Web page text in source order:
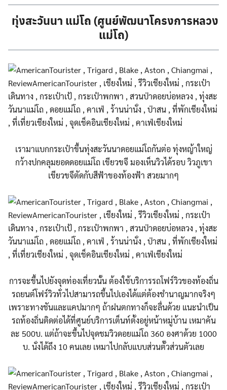
Search
Search
ทุ่งสะวันนา แม่โถ (ศูนย์พัฒนาโครงการหลวง
แม่โถ)
เรามาแบกกระเป๋าขึ้นทุ่งสะวันนาดอยแม่โถกันต่อ ทุ่งหญ้าใหญ่
กว้างปกคลุมยอดดอยแม่โถ เขียวขจี มองเห็นวิวได้รอบ วิวภูเขา
เขียวขจีตัดกับสีฟ้าของท้องฟ้า สวยมากๆ
การจะขึ้นไปยังจุดท่องเที่ยวนั้น ต้องใช้บริการรถโฟร์วิวของท้องถิ่น
รถยนต์โฟร์วิวทั่วไปสามารถขึ้นไปเองได้แต่ต้องชำนาญมากจริงๆ
เพราะทางชันและแคปมากๆ ถ้าฝนตกทางก็จะลื่นด้วย แนะนำเป็น
รถท้องถิ่นติดต่อได้ที่ศูนย์บริการเต็นท์ตั้งอยู่หน้าหมู่บ้าน เหมาคัน
ละ 500บ. แต่ถ้าจะขึ้นไปจุดชมวิวดอยแม่โถ 360 องศาด้วย 1000
บ. นั่งได้ถึง 10 คนเลย เหมาไปกลับแบบส่วนตั๊วส่วนตัวเลย